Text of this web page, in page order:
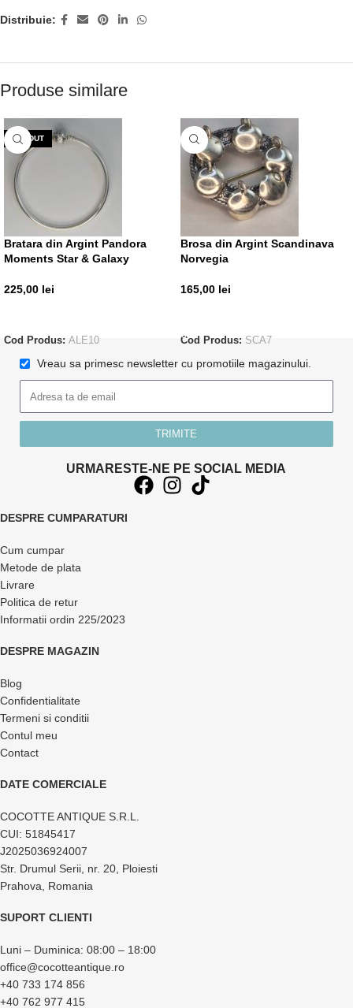
Distribuie:
Produse similare
VÂNDUT
Bratara din Argint Pandora
Moments Star & Galaxy
225,00 lei
Cod Produs: ALE10
Brosa din Argint Scandinava
Norvegia
165,00 lei
Cod Produs: SCA7
Vreau sa primesc newsletter cu promotiile magazinului.
TRIMITE
URMARESTE-NE PE SOCIAL MEDIA
DESPRE CUMPARATURI
Cum cumpar
Metode de plata
Livrare
Politica de retur
Informatii ordin 225/2023
DESPRE MAGAZIN
Blog
Confidentialitate
Termeni si conditii
Contul meu
Contact
DATE COMERCIALE
COCOTTE ANTIQUE S.R.L.
CUI: 51845417
J2025036924007
Str. Drumul Serii, nr. 20, Ploiesti
Prahova, Romania
SUPORT CLIENTI
Luni – Duminica: 08:00 – 18:00
office@cocotteantique.ro
+40 733 174 856
+40 762 977 415